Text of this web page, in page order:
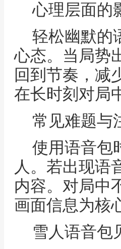
心理层面的
轻松幽默的
心态。当局势
回到节奏，减
在长时刻对局
常见难题与
使用语音包
人。若出现语
内容。对局中
画面信息为核
雪人语音包